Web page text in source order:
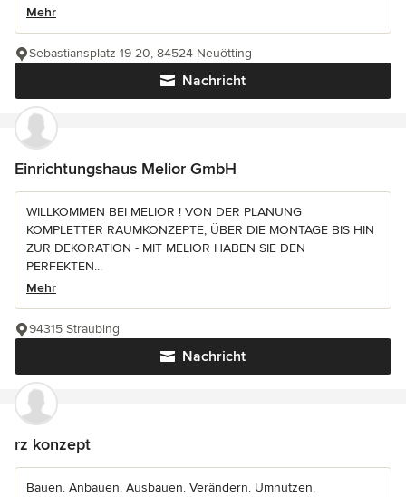
Mehr
Nachricht
Sebastiansplatz 19-20, 84524 Neuötting
Einrichtungshaus Melior GmbH
WILLKOMMEN BEI MELIOR ! VON DER PLANUNG
KOMPLETTER RAUMKONZEPTE, ÜBER DIE MONTAGE BIS HIN
ZUR DEKORATION - MIT MELIOR HABEN SIE DEN
PERFEKTEN...
Mehr
Nachricht
94315 Straubing
rz konzept
Bauen. Anbauen. Ausbauen. Verändern. Umnutzen.